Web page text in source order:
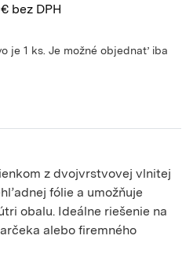
€ bez DPH
je 1 ks. Je možné objednať iba
z dvojvrstvovej vlnitej
fólie a umožňuje
obalu. Ideálne riešenie na
alebo firemného